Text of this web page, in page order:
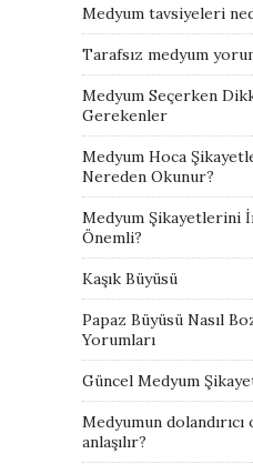
Medyum tavsiyeleri
Tarafsız medyum
Medyum Seçerken
Gerekenler
Medyum Hoca
Nereden Okunur?
Medyum Şikayetlerini
Önemli?
Kaşık Büyüsü
Papaz Büyüsü Nasıl
Yorumları
Güncel Medyum
Medyumun dolandırıcı
anlaşılır?